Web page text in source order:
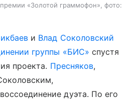
«Золотой граммофон», фото:
и Влад Соколовский
группы «БИС» спустя
проекта. Пресняков,
дуэта. По его